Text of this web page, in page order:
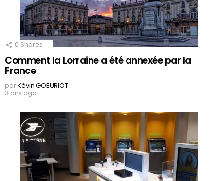
0 Shares
Comment la Lorraine a été annexée par la
France
parKévin GOEURIOT
3 ans ago